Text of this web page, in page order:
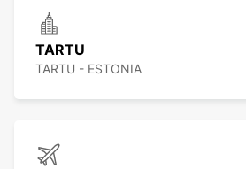
TARTU
TARTU - ESTONIA